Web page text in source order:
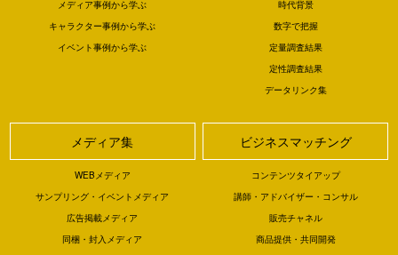
メディア事例から学ぶ
キャラクター事例から学ぶ
イベント事例から学ぶ
時代背景
数字で把握
定量調査結果
定性調査結果
データリンク集
メディア集
WEBメディア
サンプリング・イベントメディア
広告掲載メディア
同梱・封入メディア
ビジネスマッチング
コンテンツタイアップ
講師・アドバイザー・コンサル
販売チャネル
商品提供・共同開発